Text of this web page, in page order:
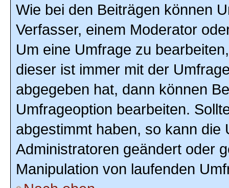
Wie bei den Beiträgen können
Verfasser, einem Moderator
Um eine Umfrage zu
dieser ist immer mit der
abgegeben hat, dann können
Umfrageoption bearbeiten.
abgestimmt haben, so kann
Administratoren geändert oder
Manipulation von laufenden